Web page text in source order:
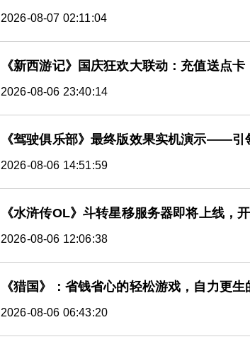
2026-08-07 02:11:04
《新西游记》国庆狂欢大联动：充值送点卡
2026-08-06 23:40:14
《驾驶俱乐部》最终版效果实机演示——引
2026-08-06 14:51:59
《水浒传OL》斗转星移服务器即将上线，
2026-08-06 12:06:38
《猎国》：省钱省心的轻松游戏，自力更
2026-08-06 06:43:20